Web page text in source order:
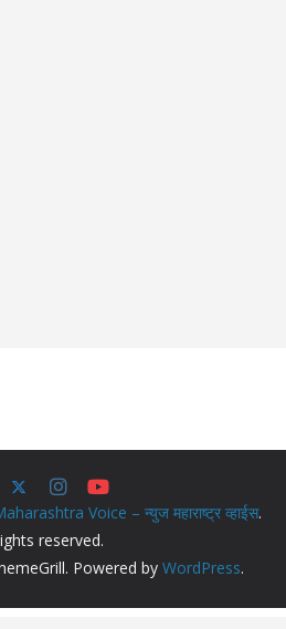
Voice – न्युज महाराष्ट्र व्हाईस.
reserved.
Powered by WordPress.